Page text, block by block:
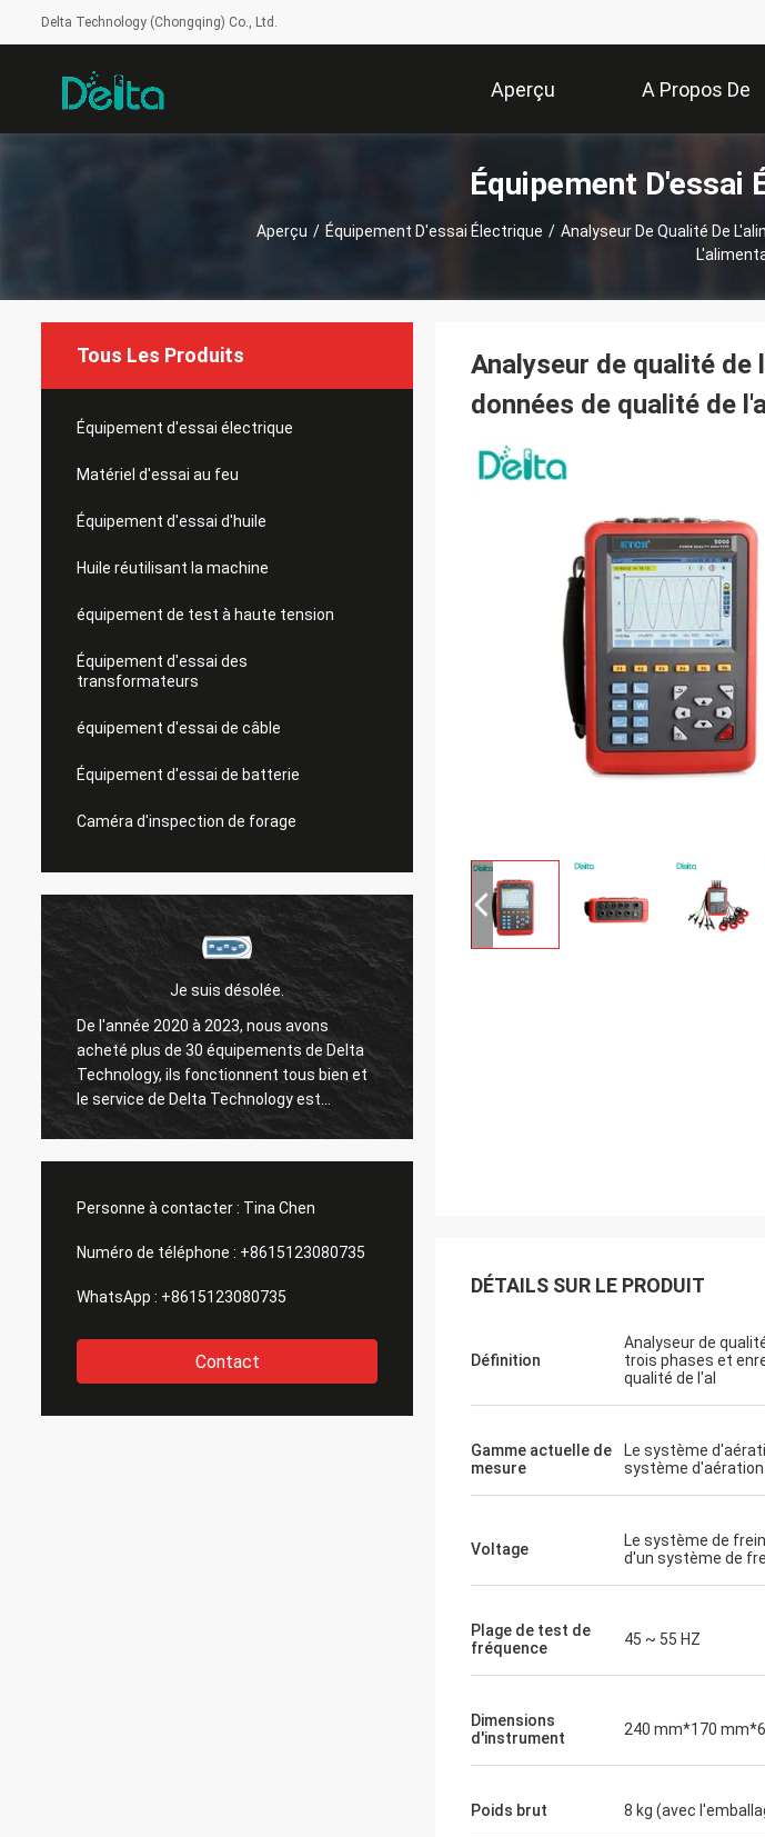
Delta Technology (Chongqing) Co., Ltd.
Aperçu A Propos De
Nous
Équipement D'essai
Aperçu / Équipement D'essai Électrique / Analyseur De Qualité De
Tous Les Produits
Équipement d'essai électrique
Matériel d'essai au feu
Équipement d'essai d'huile
Huile réutilisant la machine
équipement de test à haute tension
Équipement d'essai des
transformateurs
équipement d'essai de câble
Équipement d'essai de batterie
Caméra d'inspection de forage
Je suis désolée.
De l'année 2020 à 2023, nous avons
acheté plus de 30 équipements de Delta
Technology, ils fonctionnent tous bien et
le service de Delta Technology est
également bon.
Personne à contacter : Tina Chen
Numéro de téléphone : +8615123080735
WhatsApp : +8615123080735
Contact
Analyseur de qualité
données de qualité de
DÉTAILS SUR LE PRODUIT
Définition
Analyseur de
trois phases et
qualité de l'al
Gamme actuelle de
mesure
Le système
système d'aération
Voltage
Le système de
d'un système de
Plage de test de
fréquence
45 ~ 55 HZ
Dimensions
d'instrument
240 mm*170
Poids brut 8 kg (avec